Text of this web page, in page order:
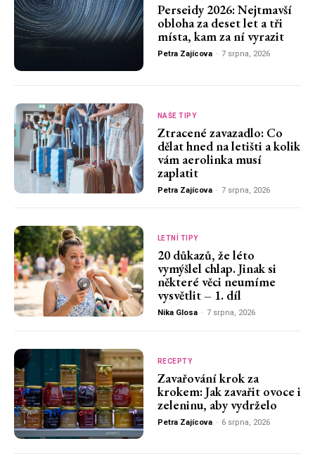
Perseidy 2026: Nejtmavší
obloha za deset let a tři
místa, kam za ní vyrazit
Petra Zajícova - 7 srpna, 2026
NAŠE TIPY
Ztracené zavazadlo: Co
dělat hned na letišti a kolik
vám aerolinka musí
zaplatit
Petra Zajícova - 7 srpna, 2026
LETNÍ TIPY
20 důkazů, že léto
vymýšlel chlap. Jinak si
některé věci neumíme
vysvětlit – 1. díl
Nika Glosa - 7 srpna, 2026
RECEPTY
Zavařování krok za
krokem: Jak zavařit ovoce i
zeleninu, aby vydrželo
Petra Zajícova - 6 srpna, 2026